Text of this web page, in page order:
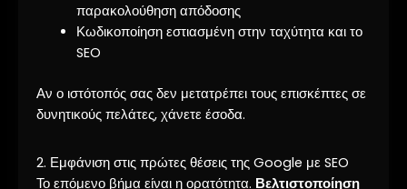
παρακολούθηση απόδοσης
Κωδικοποίηση εστιασμένη στην ταχύτητα και το
SEO
Αν ο ιστότοπός σας δεν μετατρέπει τους επισκέπτες σε
δυνητικούς πελάτες, χάνετε έσοδα.
2. Εμφάνιση στις πρώτες θέσεις της Google με SEO
Το επόμενο βήμα είναι η ορατότητα. Βελτιστοποίηση